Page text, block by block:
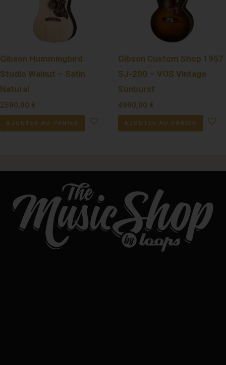
Gibson Hummingbird
Studio Walnut – Satin
Natural
2590,00 €
AJOUTER AU PANIER
Gibson Custom Shop 1957
SJ-200 – VOS Vintage
Sunburst
4990,00 €
AJOUTER AU PANIER